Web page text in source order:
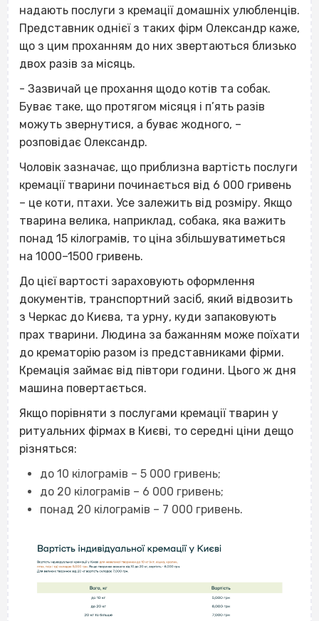
надають послуги з кремації домашніх улюбленців.
Представник однієї з таких фірм Олександр каже,
що з цим проханням до них звертаються близько
двох разів за місяць.
- Зазвичай це прохання щодо котів та собак.
Буває таке, що протягом місяця і п’ять разів
можуть звернутися, а буває жодного, –
розповідає Олександр.
Чоловік зазначає, що приблизна вартість послуги
кремації тварини починається від 6 000 гривень
– це коти, птахи. Усе залежить від розміру. Якщо
тварина велика, наприклад, собака, яка важить
понад 15 кілограмів, то ціна збільшуватиметься
на 1000–1500 гривень.
До цієї вартості зараховують оформлення
документів, транспортний засіб, який відвозить
з Черкас до Києва, та урну, куди запаковують
прах тварини. Людина за бажанням може поїхати
до крематорію разом із представниками фірми.
Кремація займає від півтори години. Цього ж дня
машина повертається.
Якщо порівняти з послугами кремації тварин у
ритуальних фірмах в Києві, то середні ціни дещо
різняться:
до 10 кілограмів – 5 000 гривень;
до 20 кілограмів – 6 000 гривень;
понад 20 кілограмів – 7 000 гривень.